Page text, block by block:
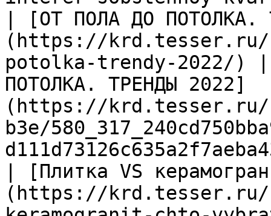
| [ОТ ПОЛА ДО ПОТОЛКА.
(https://
potolka-trendy-2022/)
ПОТОЛКА. ТРЕНДЫ 2022]
(https://krd.tesser.ru/
b3e/
| [Плитка VS
(https://